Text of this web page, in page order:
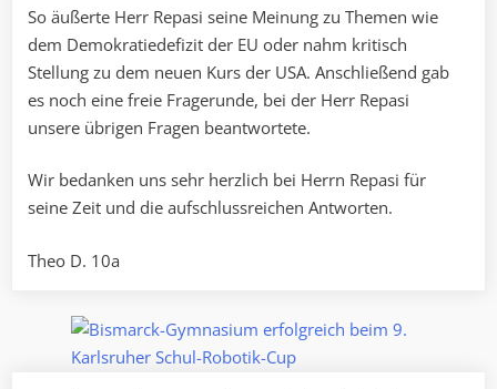
So äußerte Herr Repasi seine Meinung zu Themen wie
dem Demokratiedefizit der EU oder nahm kritisch
Stellung zu dem neuen Kurs der USA. Anschließend gab
es noch eine freie Fragerunde, bei der Herr Repasi
unsere übrigen Fragen beantwortete.
Wir bedanken uns sehr herzlich bei Herrn Repasi für
seine Zeit und die aufschlussreichen Antworten.
Theo D. 10a